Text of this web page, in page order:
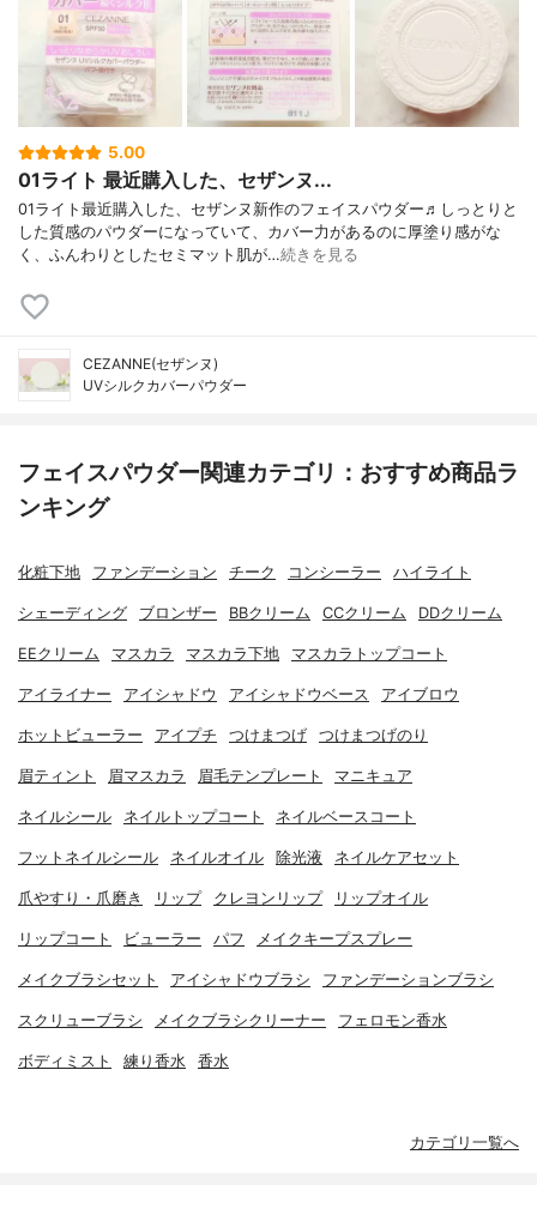
5.00
01ライト 最近購入した、セザンヌ...
01ライト最近購入した、セザンヌ新作のフェイスパウダー♬しっとりと
した質感のパウダーになっていて、カバー力があるのに厚塗り感がな
く、ふんわりとしたセミマット肌が…続きを見る
CEZANNE(セザンヌ)
UVシルクカバーパウダー
フェイスパウダー関連カテゴリ：おすすめ商品ラ
ンキング
化粧下地 ファンデーション チーク コンシーラー ハイライト
シェーディング ブロンザー BBクリーム CCクリーム DDクリーム
EEクリーム マスカラ マスカラ下地 マスカラトップコート
アイライナー アイシャドウ アイシャドウベース アイブロウ
ホットビューラー アイプチ つけまつげ つけまつげのり
眉ティント 眉マスカラ 眉毛テンプレート マニキュア
ネイルシール ネイルトップコート ネイルベースコート
フットネイルシール ネイルオイル 除光液 ネイルケアセット
爪やすり・爪磨き リップ クレヨンリップ リップオイル
リップコート ビューラー パフ メイクキープスプレー
メイクブラシセット アイシャドウブラシ ファンデーションブラシ
スクリューブラシ メイクブラシクリーナー フェロモン香水
ボディミスト 練り香水 香水
カテゴリ一覧へ